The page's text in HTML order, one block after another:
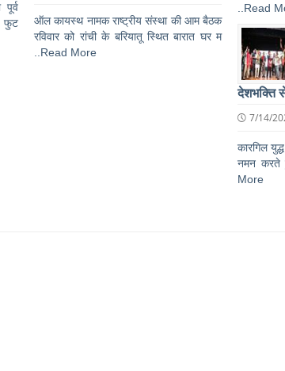
फुट
ऑल कायस्थ नामक राष्ट्रीय संस्था की आम बैठक
रविवार को रांची के बरियातू स्थित बारात घर म
..Read More
..Read
देशभक्ति से
7/14/
कारगिल
नमन करते
More